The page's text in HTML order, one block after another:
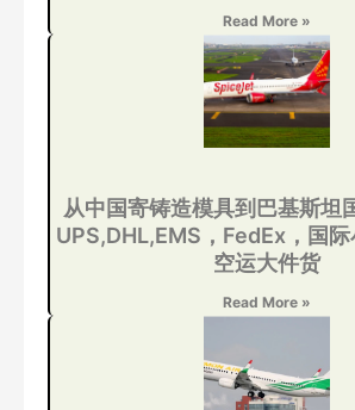
Read More »
从中国寄铸造模具到巴基斯坦
UPS,DHL,EMS，FedEx，国
空运大件货
Read More »